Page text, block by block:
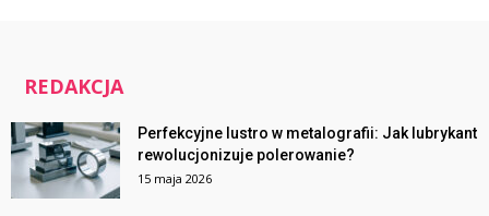
REDAKCJA
Perfekcyjne lustro w metalografii: Jak lubrykant
rewolucjonizuje polerowanie?
15 maja 2026